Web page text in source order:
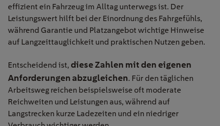
effizient ein Fahrzeug im Alltag unterwegs ist. Der
Leistungswert hilft bei der Einordnung des Fahrgefühls,
während Garantie und Platzangebot wichtige Hinweise
auf Langzeittauglichkeit und praktischen Nutzen geben.
Entscheidend ist, diese Zahlen mit den eigenen
Anforderungen abzugleichen. Für den täglichen
Arbeitsweg reichen beispielsweise oft moderate
Reichweiten und Leistungen aus, während auf
Langstrecken kurze Ladezeiten und ein niedriger